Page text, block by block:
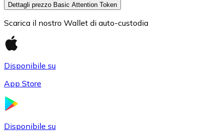
Dettagli prezzo Basic Attention Token
Scarica il nostro Wallet di auto-custodia
Disponibile su
App Store
Disponibile su